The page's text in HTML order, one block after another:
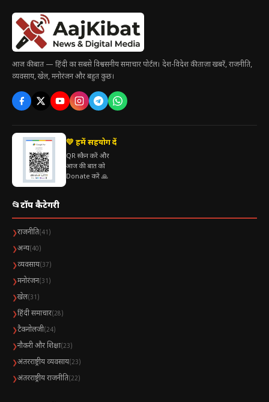
माध्यम भी होते हैं। पूरे देश में लोगों ने एक-दूसरे को मिठाइयां खिलाकर और
गले लगाकर त्योहार की खुशियां साझा कीं। “ईद मुबारक” की गूंज के साथ
देशभर में खुशियों और उत्साह का माहौल बना रहा।
आज की बात — हिंदी का सबसे विश्वसनीय समाचार पोर्टल। देश-विदेश की ताज़ा खबरें, राजनीति,
व्यवसाय, खेल, मनोरंजन और बहुत कुछ।
💛 हमें सहयोग दें
QR स्कैन करें और
आज की बात को
Donate करें 🙏
📂टॉप कैटेगरी
❯राजनीति(41)
❯अन्य(40)
❯व्यवसाय(37)
❯मनोरंजन(31)
❯खेल(31)
❯हिंदी समाचार(28)
❯टैकनोलजी(24)
❯नौकरी और शिक्षा(23)
❯अंतरराष्ट्रीय व्यवसाय(23)
❯अंतरराष्ट्रीय राजनीति(22)